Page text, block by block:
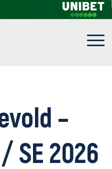
–
SE 2026